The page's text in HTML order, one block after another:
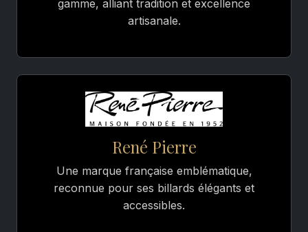
gamme, alliant tradition et excellence
artisanale.
René Pierre
Une marque française emblématique,
reconnue pour ses billards élégants et
accessibles.